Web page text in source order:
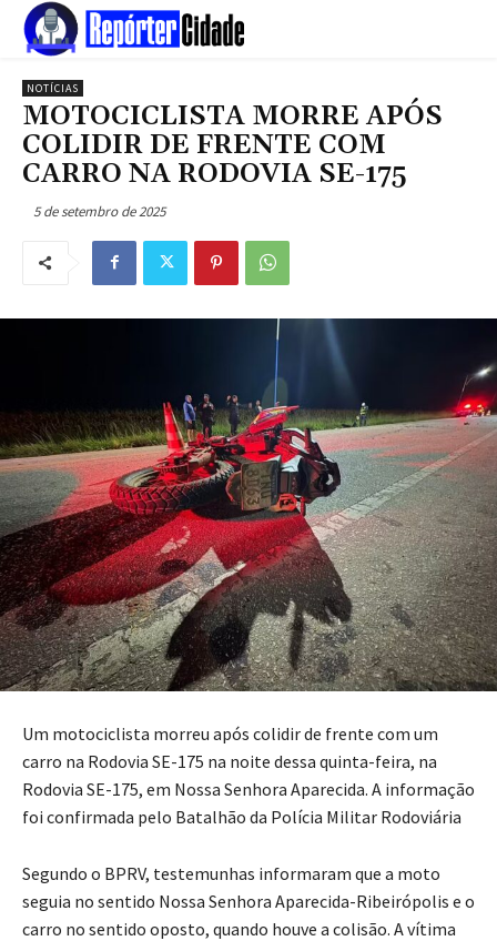
NOTÍCIAS
MOTOCICLISTA MORRE APÓS
COLIDIR DE FRENTE COM
CARRO NA RODOVIA SE-175
5 de setembro de 2025
Um motociclista morreu após colidir de frente com um
carro na Rodovia SE-175 na noite dessa quinta-feira, na
Rodovia SE-175, em Nossa Senhora Aparecida. A informação
foi confirmada pelo Batalhão da Polícia Militar Rodoviária
Segundo o BPRV, testemunhas informaram que a moto
seguia no sentido Nossa Senhora Aparecida-Ribeirópolis e o
carro no sentido oposto, quando houve a colisão. A vítima